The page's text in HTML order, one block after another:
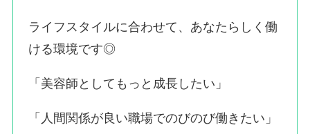
ライフスタイルに合わせて、あなたらしく働
ける環境です◎
「美容師としてもっと成長したい」
「人間関係が良い職場でのびのび働きたい」